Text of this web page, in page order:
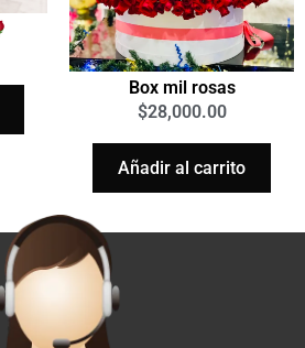
Box mil rosas
$28,000.00
Añadir al carrito